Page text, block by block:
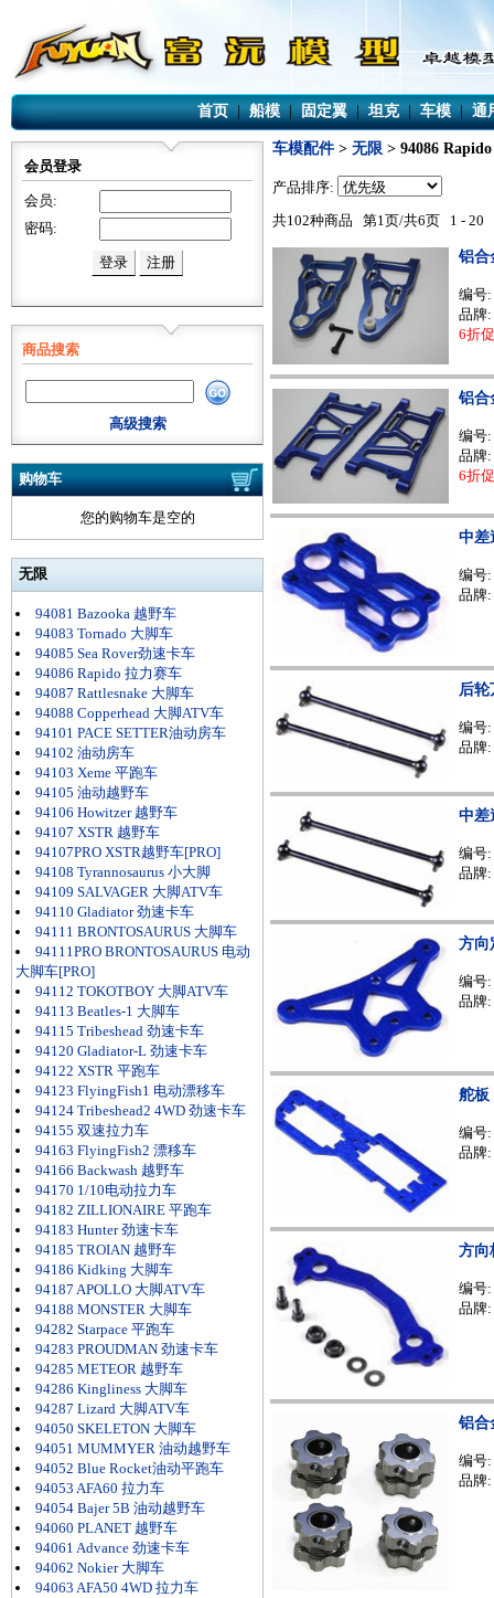
首页|船模|固定翼|坦克|车模 |通
会员登录
会员:
密码:
商品搜索
高级搜索
购物车
您的购物车是空的
无限
94081 Bazooka 越野车
94083 Tornado 大脚车
94085 Sea Rover劲速卡车
94086 Rapido 拉力赛车
94087 Rattlesnake 大脚车
94088 Copperhead 大脚ATV车
94101 PACE SETTER油动房车
94102 油动房车
94103 Xeme 平跑车
94105 油动越野车
94106 Howitzer 越野车
94107 XSTR 越野车
94107PRO XSTR越野车[PRO]
94108 Tyrannosaurus 小大脚
94109 SALVAGER 大脚ATV车
94110 Gladiator 劲速卡车
94111 BRONTOSAURUS 大脚车
94111PRO BRONTOSAURUS 电动
大脚车[PRO]
94112 TOKOTBOY 大脚ATV车
94113 Beatles-1 大脚车
94115 Tribeshead 劲速卡车
94120 Gladiator-L 劲速卡车
94122 XSTR 平跑车
94123 FlyingFish1 电动漂移车
94124 Tribeshead2 4WD 劲速卡车
94155 双速拉力车
94163 FlyingFish2 漂移车
94166 Backwash 越野车
94170 1/10电动拉力车
94182 ZILLIONAIRE 平跑车
94183 Hunter 劲速卡车
94185 TROIAN 越野车
94186 Kidking 大脚车
94187 APOLLO 大脚ATV车
94188 MONSTER 大脚车
94282 Starpace 平跑车
94283 PROUDMAN 劲速卡车
94285 METEOR 越野车
94286 Kingliness 大脚车
94287 Lizard 大脚ATV车
94050 SKELETON 大脚车
94051 MUMMYER 油动越野车
94052 Blue Rocket油动平跑车
94053 AFA60 拉力车
94054 Bajer 5B 油动越野车
94060 PLANET 越野车
94061 Advance 劲速卡车
94062 Nokier 大脚车
94063 AFA50 4WD 拉力车
车模配件> 无限 > 94086
产品排序:
共102种商品 第1页/共6页 1 - 20
铝合
编号:
品牌
6折
铝合
编号:
品牌
6折
中差
编号:
品牌
后轮
编号:
品牌
中差
编号:
品牌
方向
编号:
品牌
舵板
编号:
品牌
方向
编号:
品牌
铝合
编号:
品牌